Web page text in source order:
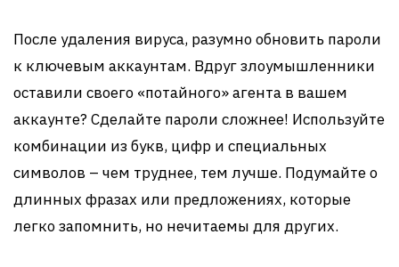
После удаления вируса, разумно обновить пароли
к ключевым аккаунтам. Вдруг злоумышленники
оставили своего «потайного» агента в вашем
аккаунте? Сделайте пароли сложнее! Используйте
комбинации из букв, цифр и специальных
символов – чем труднее, тем лучше. Подумайте о
длинных фразах или предложениях, которые
легко запомнить, но нечитаемы для других.